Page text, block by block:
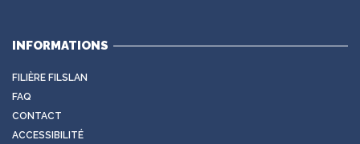
INFORMATIONS
FILIÈRE FILSLAN
FAQ
CONTACT
ACCESSIBILITÉ